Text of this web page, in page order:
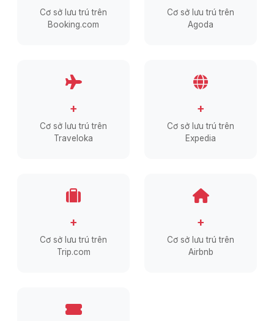
Cơ sở lưu trú trên
Booking.com
Cơ sở lưu trú trên
Agoda
+
Cơ sở lưu trú trên
Traveloka
+
Cơ sở lưu trú trên
Expedia
+
Cơ sở lưu trú trên
Trip.com
+
Cơ sở lưu trú trên
Airbnb